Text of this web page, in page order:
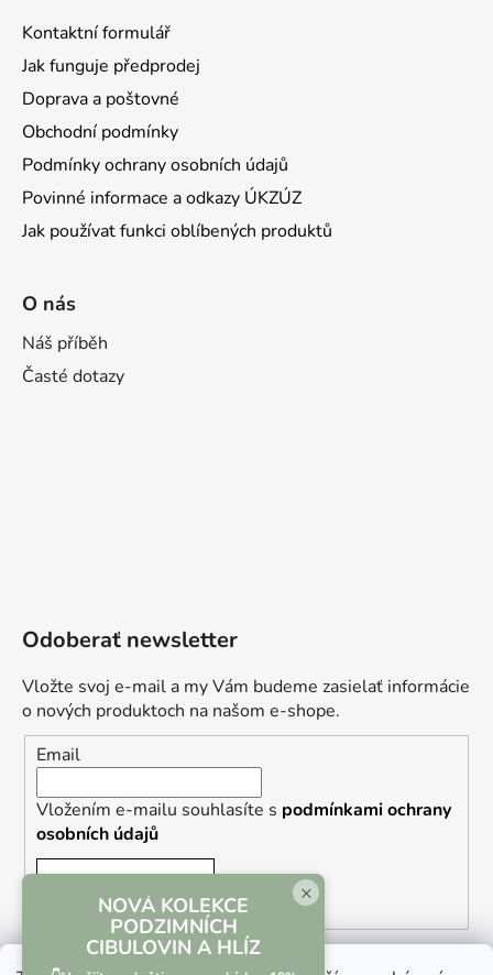
Kontaktní formulář
Jak funguje předprodej
Doprava a poštovné
Obchodní podmínky
Podmínky ochrany osobních údajů
Povinné informace a odkazy ÚKZÚZ
Jak používat funkci oblíbených produktů
O nás
Náš příběh
Časté dotazy
Odoberať newsletter
Vložte svoj e-mail a my Vám budeme zasielať informácie
o nových produktoch na našom e-shope.
Email
Vložením e-mailu souhlasíte s podmínkami ochrany
osobních údajů
×
NOVÁ KOLEKCE
PODZIMNÍCH
CIBULOVIN A HLÍZ